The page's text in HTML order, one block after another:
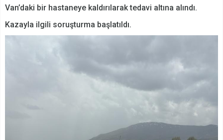
Van’daki bir hastaneye kaldırılarak tedavi altına alındı.
Kazayla ilgili soruşturma başlatıldı.